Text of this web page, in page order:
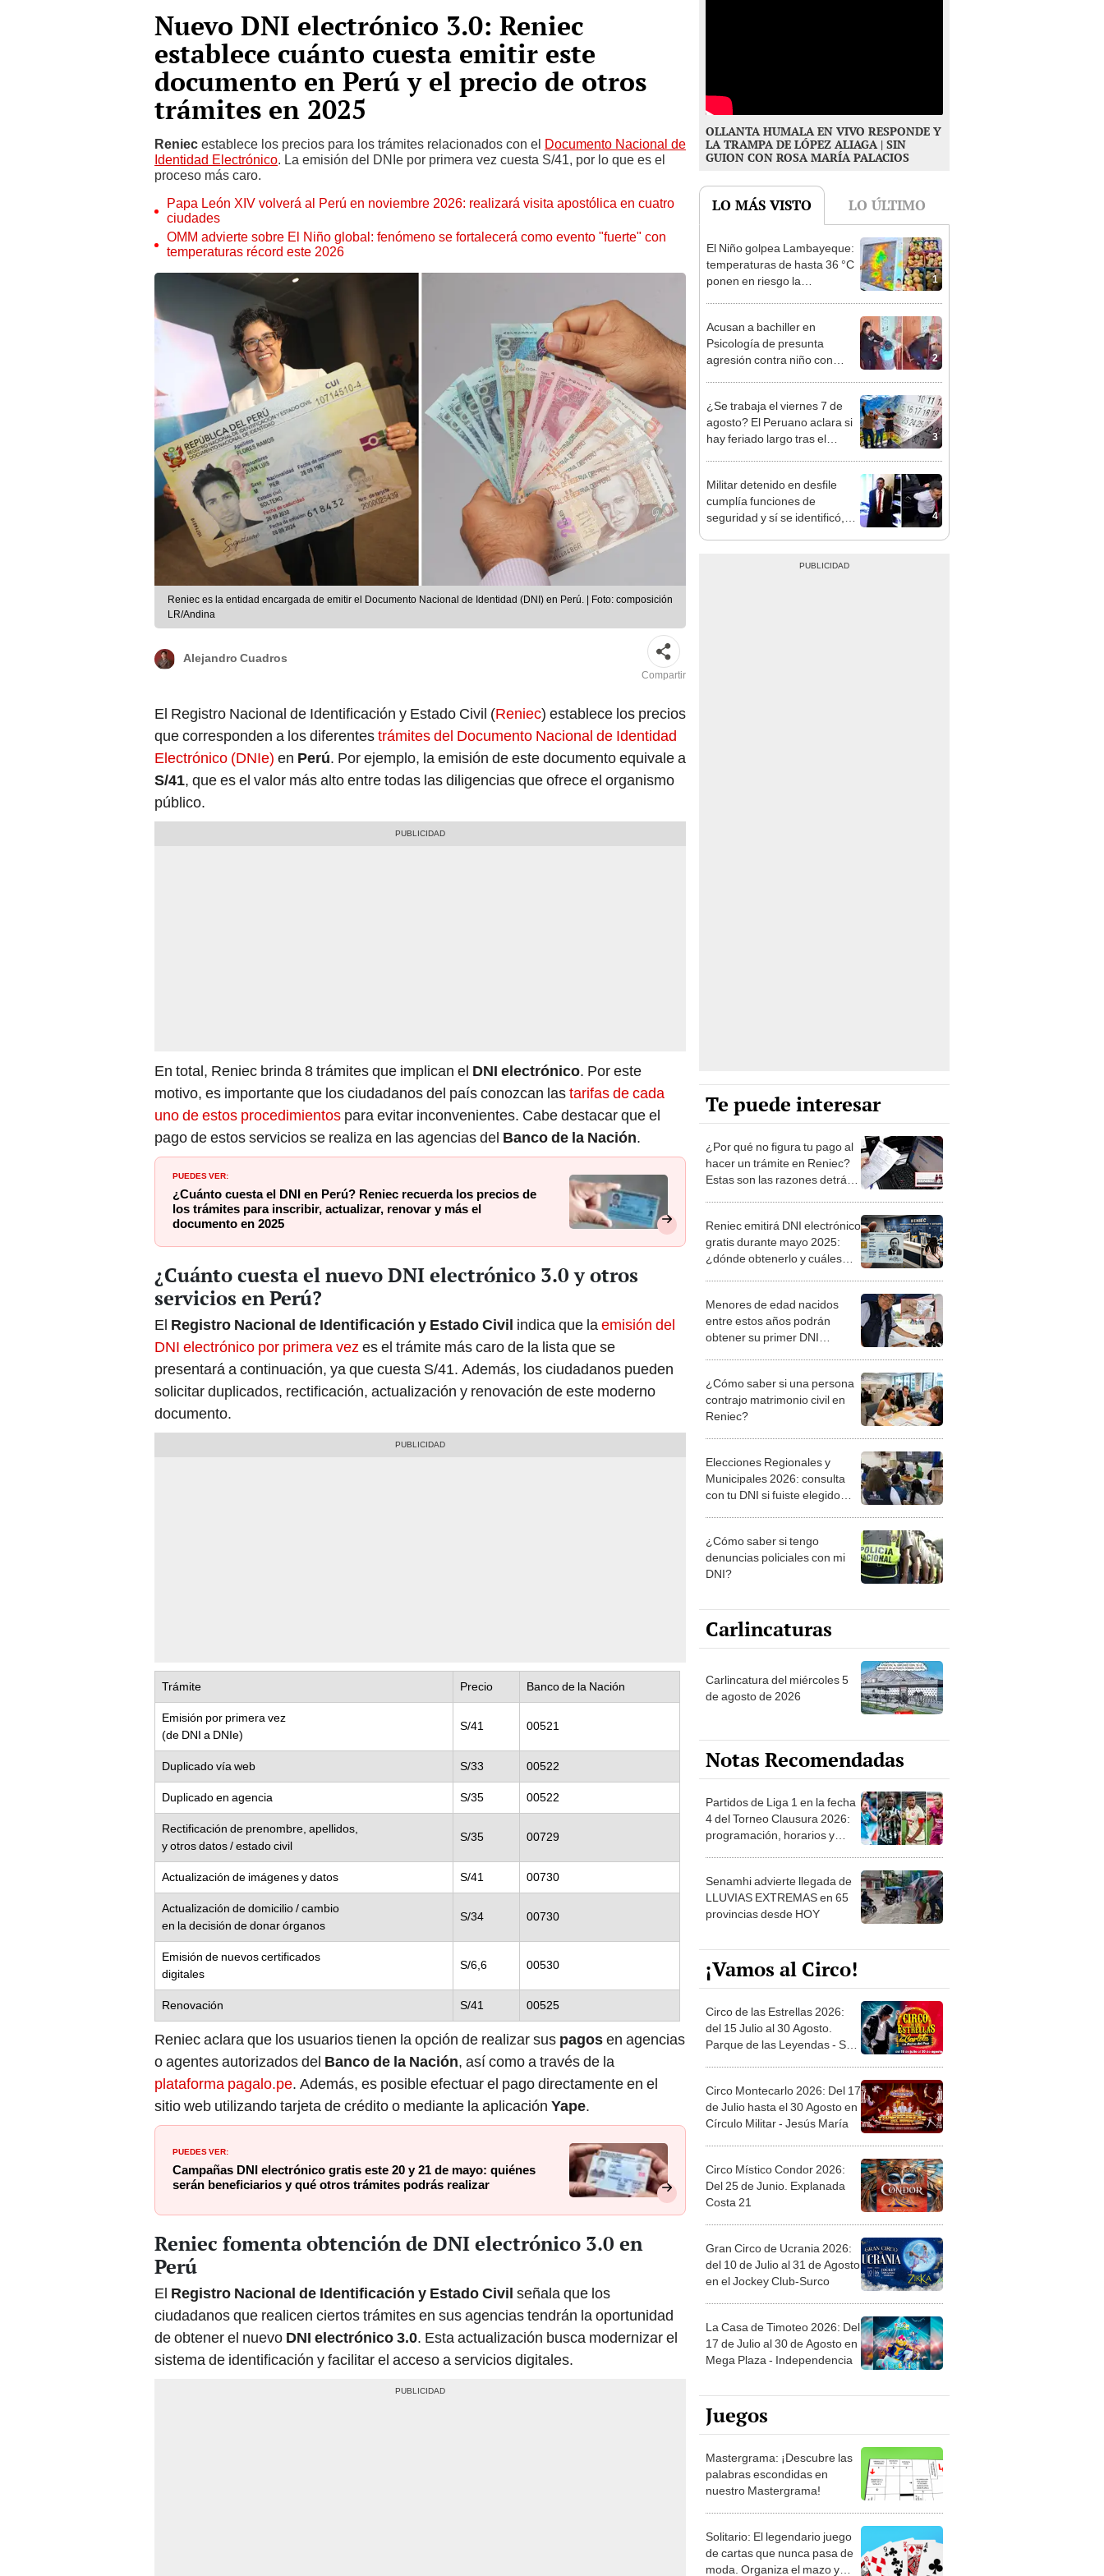
Nuevo DNI electrónico 3.0: Reniec
establece cuánto cuesta emitir este
documento en Perú y el precio de otros
trámites en 2025
Reniec establece los precios para los trámites relacionados con el Documento Nacional de
Identidad Electrónico. La emisión del DNIe por primera vez cuesta S/41, por lo que es el
proceso más caro.
Papa León XIV volverá al Perú en noviembre 2026: realizará visita apostólica en cuatro
ciudades
OMM advierte sobre El Niño global: fenómeno se fortalecerá como evento "fuerte" con
temperaturas récord este 2026
Reniec es la entidad encargada de emitir el Documento Nacional de Identidad (DNI) en Perú. | Foto: composición
LR/Andina
Alejandro Cuadros
Compartir
El Registro Nacional de Identificación y Estado Civil (Reniec) establece los precios
que corresponden a los diferentestrámites del Documento Nacional de Identidad
Electrónico (DNIe) en Perú. Por ejemplo, la emisión de este documento equivale a
S/41, que es el valor más alto entre todas las diligencias que ofrece el organismo
público.
En total, Reniec brinda 8 trámites que implican el DNI electrónico. Por este
motivo, es importante que los ciudadanos del país conozcan lastarifas de cada
uno de estos procedimientos para evitar inconvenientes. Cabe destacar que el
pago de estos servicios se realiza en las agencias del Banco de la Nación.
PUEDES VER:
¿Cuánto cuesta el DNI en Perú? Reniec recuerda los precios de
los trámites para inscribir, actualizar, renovar y más el
documento en 2025
¿Cuánto cuesta el nuevo DNI electrónico 3.0 y otros
servicios en Perú?
El Registro Nacional de Identificación y Estado Civil indica que laemisión del
DNI electrónico por primera vezes el trámite más caro de la lista que se
presentará a continuación, ya que cuesta S/41. Además, los ciudadanos pueden
solicitar duplicados, rectificación, actualización y renovación de este moderno
documento.
Trámite Precio Banco de la Nación
Emisión por primera vez
(de DNI a DNIe)
S/41 00521
Duplicado vía web S/33 00522
Duplicado en agencia S/35 00522
Rectificación de prenombre, apellidos,
y otros datos / estado civil
S/35 00729
Actualización de imágenes y datos S/41 00730
Actualización de domicilio / cambio
en la decisión de donar órganos
S/34 00730
Emisión de nuevos certificados
digitales
S/6,6 00530
Renovación S/41 00525
Reniec aclara que los usuarios tienen la opción de realizar sus pagosen agencias
o agentes autorizados del Banco de la Nación, así como a través de la
plataforma pagalo.pe. Además, es posible efectuar el pago directamente en el
sitio web utilizando tarjeta de crédito o mediante la aplicación Yape.
PUEDES VER:
Campañas DNI electrónico gratis este 20 y 21 de mayo: quiénes
serán beneficiarios y qué otros trámites podrás realizar
Reniec fomenta obtención de DNI electrónico 3.0 en
Perú
El Registro Nacional de Identificación y Estado Civil señala que los
ciudadanos que realicen ciertos trámites en sus agencias tendrán la oportunidad
de obtener el nuevo DNI electrónico 3.0. Esta actualización busca modernizar el
sistema de identificación y facilitar el acceso a servicios digitales.
OLLANTA HUMALA EN VIVO RESPONDE Y
LA TRAMPA DE LÓPEZ ALIAGA | SIN
GUION CON ROSA MARÍA PALACIOS
LO MÁS VISTO LO ÚLTIMO
1
El Niño golpea Lambayeque:
temperaturas de hasta 36 °C
ponen en riesgo la
2
Acusan a bachiller en
Psicología de presunta
agresión contra niño con
3
¿Se trabaja el viernes 7 de
agosto? El Peruano aclara si
hay feriado largo tras el
4
Militar detenido en desfile
cumplía funciones de
seguridad y sí se identificó,
Te puede interesar
¿Por qué no figura tu pago al
hacer un trámite en Reniec?
Estas son las razones detrás
Reniec emitirá DNI electrónico
gratis durante mayo 2025:
¿dónde obtenerlo y cuáles
Menores de edad nacidos
entre estos años podrán
obtener su primer DNI
trámite
¿Cómo saber si una persona
contrajo matrimonio civil en
Reniec?
Elecciones Regionales y
Municipales 2026: consulta
con tu DNI si fuiste elegido
la ONPE
¿Cómo saber si tengo
denuncias policiales con mi
DNI?
Carlincaturas
Carlincatura del miércoles 5
de agosto de 2026
Notas Recomendadas
Partidos de Liga 1 en la fecha
4 del Torneo Clausura 2026:
programación, horarios y
Senamhi advierte llegada de
LLUVIAS EXTREMAS en 65
provincias desde HOY
¡Vamos al Circo!
Circo de las Estrellas 2026:
del 15 Julio al 30 Agosto.
Parque de las Leyendas - San
Circo Montecarlo 2026: Del 17
de Julio hasta el 30 Agosto en
Círculo Militar - Jesús María
Circo Místico Condor 2026:
Del 25 de Junio. Explanada
Costa 21
Gran Circo de Ucrania 2026:
del 10 de Julio al 31 de Agosto
en el Jockey Club-Surco
La Casa de Timoteo 2026: Del
17 de Julio al 30 de Agosto en
Mega Plaza - Independencia
Juegos
Mastergrama: ¡Descubre las
palabras escondidas en
nuestro Mastergrama!
Solitario: El legendario juego
de cartas que nunca pasa de
moda. Organiza el mazo y